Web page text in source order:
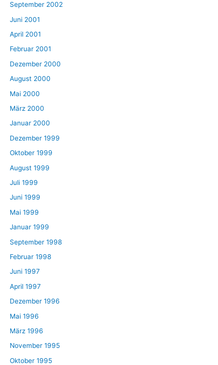
September 2002
Juni 2001
April 2001
Februar 2001
Dezember 2000
August 2000
Mai 2000
März 2000
Januar 2000
Dezember 1999
Oktober 1999
August 1999
Juli 1999
Juni 1999
Mai 1999
Januar 1999
September 1998
Februar 1998
Juni 1997
April 1997
Dezember 1996
Mai 1996
März 1996
November 1995
Oktober 1995